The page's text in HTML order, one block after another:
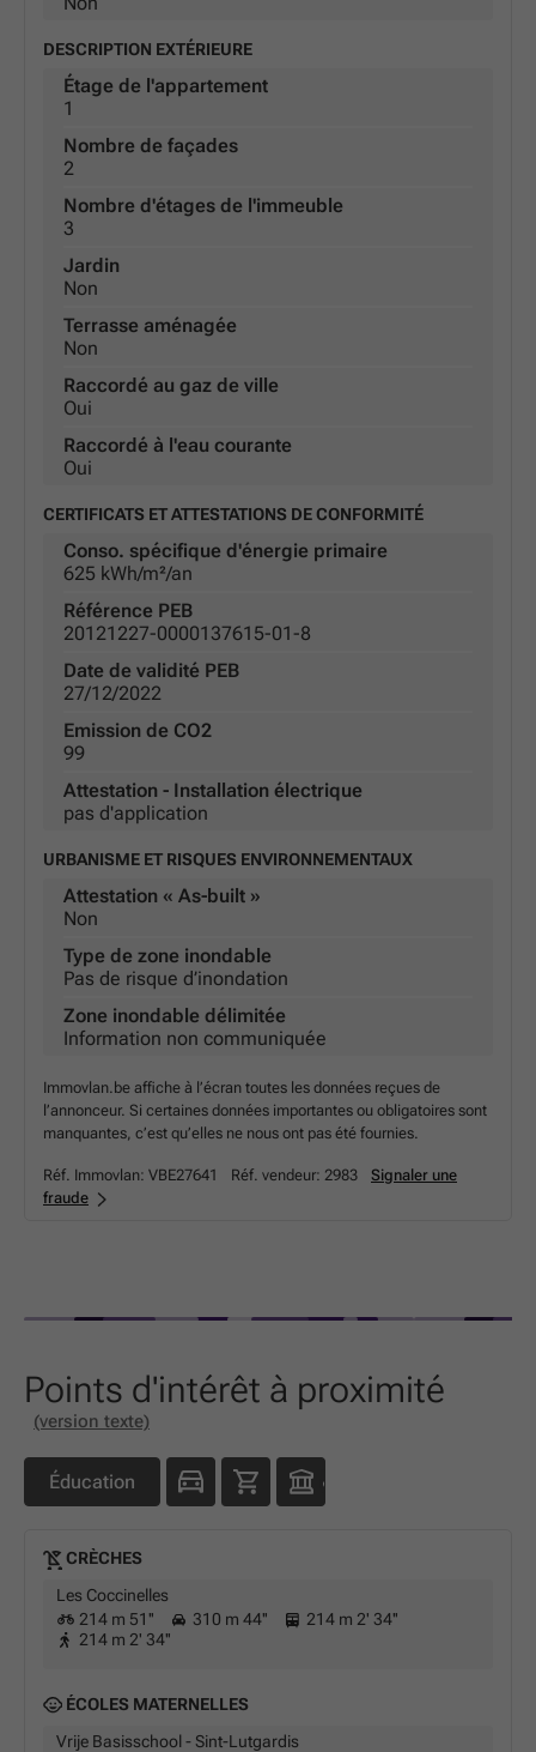
DESCRIPTION EXTÉRIEURE
Étage de l'appartement
1
Nombre de façades
2
Nombre d'étages de l'immeuble
3
Jardin
Non
Terrasse aménagée
Non
Raccordé au gaz de ville
Oui
Raccordé à l'eau courante
Oui
CERTIFICATS ET ATTESTATIONS DE CONFORMITÉ
Conso. spécifique d'énergie primaire
625 kWh/m²/an
Référence PEB
20121227-0000137615-01-8
Date de validité PEB
27/12/2022
Emission de CO2
99
Attestation - Installation électrique
pas d'application
URBANISME ET RISQUES ENVIRONNEMENTAUX
Attestation « As-built »
Non
Type de zone inondable
Pas de risque d’inondation
Zone inondable délimitée
Information non communiquée
Immovlan.be affiche à l’écran toutes les données reçues de
l’annonceur. Si certaines données importantes ou obligatoires sont
manquantes, c’est qu’elles ne nous ont pas été fournies.
Réf. Immovlan: VBE27641 Réf. vendeur: 2983
Signaler une
fraude
Points d'intérêt à proximité
(version texte)
Éducation
CRÈCHES
Les Coccinelles
214 m 51''
310 m 44''
214 m 2' 34''
214 m 2' 34''
ÉCOLES MATERNELLES
Vrije Basisschool - Sint-Lutgardis